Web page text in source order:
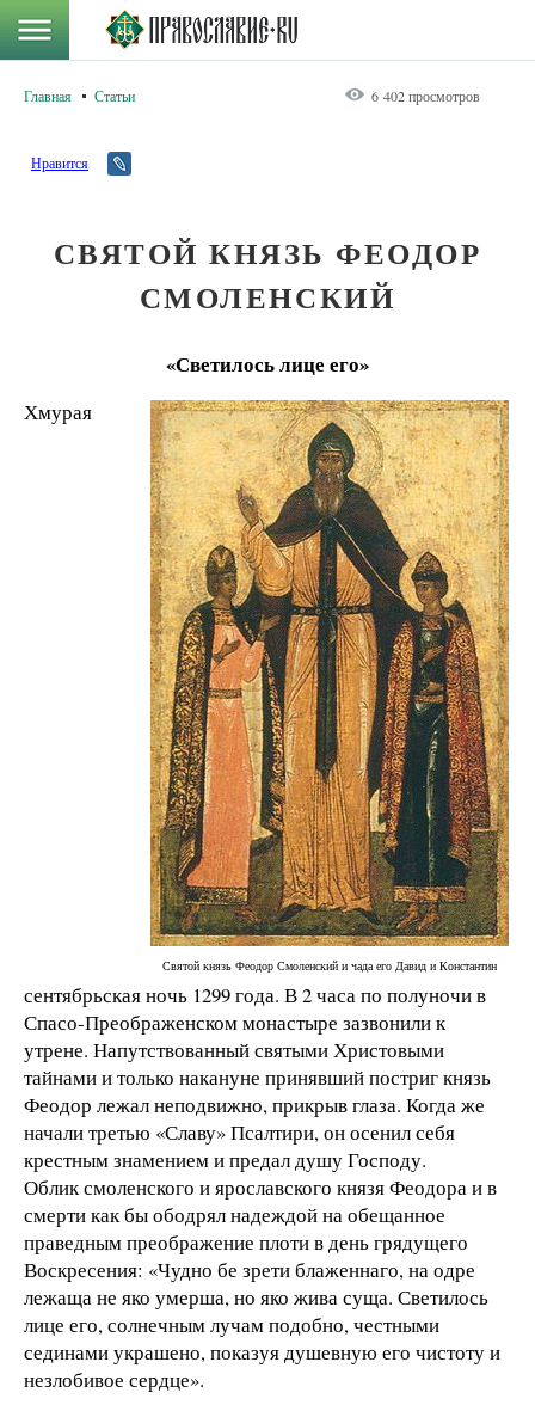
Главная Статьи 6 402 просмотров
Нравится
СВЯТОЙ КНЯЗЬ ФЕОДОР
СМОЛЕНСКИЙ
«Светилось лице его»
Святой князь Феодор Смоленский и чада его Давид и Константин
Хмурая
сентябрьская ночь 1299 года. В 2 часа по полуночи в
Спасо-Преображенском монастыре зазвонили к
утрене. Напутствованный святыми Христовыми
тайнами и только накануне принявший постриг князь
Феодор лежал неподвижно, прикрыв глаза. Когда же
начали третью «Славу» Псалтири, он осенил себя
крестным знамением и предал душу Господу.
Облик смоленского и ярославского князя Феодора и в
смерти как бы ободрял надеждой на обещанное
праведным преображение плоти в день грядущего
Воскресения: «Чудно бе зрети блаженнаго, на одре
лежаща не яко умерша, но яко жива суща. Светилось
лице его, солнечным лучам подобно, честными
сединами украшено, показуя душевную его чистоту и
незлобивое сердце».